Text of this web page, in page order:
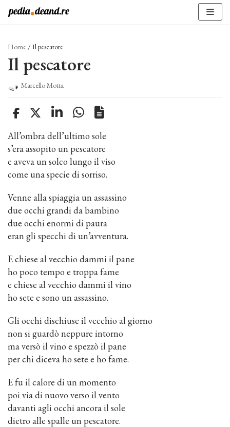
Vai
Home / Il pescatore
Il pescatore
Marcello Motta
All’ombra dell’ultimo sole
s’era assopito un pescatore
e aveva un solco lungo il viso
come una specie di sorriso.
Venne alla spiaggia un assassino
due occhi grandi da bambino
due occhi enormi di paura
eran gli specchi di un’avventura.
E chiese al vecchio dammi il pane
ho poco tempo e troppa fame
e chiese al vecchio dammi il vino
ho sete e sono un assassino.
Gli occhi dischiuse il vecchio al giorno
non si guardò neppure intorno
ma versò il vino e spezzò il pane
per chi diceva ho sete e ho fame.
E fu il calore di un momento
poi via di nuovo verso il vento
davanti agli occhi ancora il sole
dietro alle spalle un pescatore.